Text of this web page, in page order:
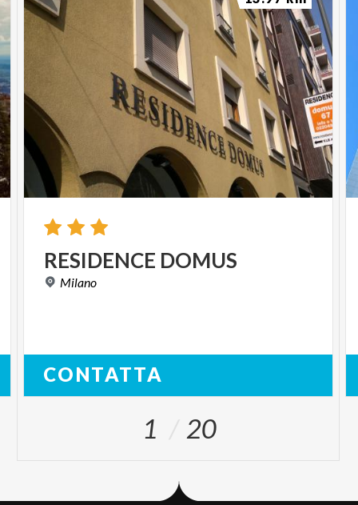
presso Parco di Monza ingresso via Lecco
Domenica 8 giugno 2025 Ritrovo:ore 9.00 presso
Parco di Monza ingresso Vedano Collinetta
Domenica 15 giugno 2025Ritrovo:ore 9.00
presso Parco di Monza ingresso Villasanta
presso Parco di Monza ingresso via Lecco
RESIDENCE DOMUS
Milano
CONTATTA
1 20